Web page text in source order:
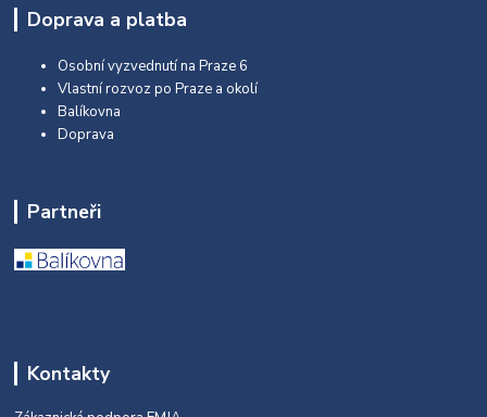
Doprava a platba
Osobní vyzvednutí na Praze 6
Vlastní rozvoz po Praze a okolí
Balíkovna
Doprava
Partneři
Kontakty